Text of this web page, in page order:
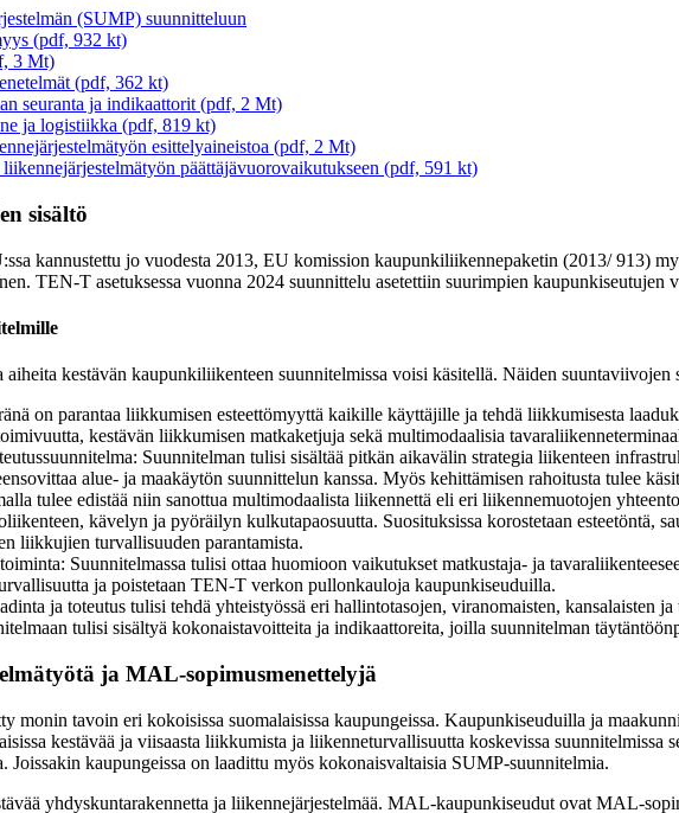
(SUMP) suunnitteluun
(pdf, 932 kt)
3 Mt)
(pdf, 362 kt)
seuranta ja indikaattorit (pdf, 2 Mt)
ja logistiikka (pdf, 819 kt)
esittelyaineistoa (pdf, 2 Mt)
päättäjävuorovaikutukseen (pdf, 591 kt)
sisältö
kannustettu jo vuodesta 2013, EU komission kaupunkiliikennepaketin (2013/ 913)
TEN-T asetuksessa vuonna 2024 suunnittelu asetettiin suurimpien kaupunkiseutujen
kestävän kaupunkiliikenteen suunnitelmissa voisi käsitellä. Näiden
on parantaa liikkumisen esteettömyyttä kaikille käyttäjille ja tehdä liikkumisesta
kestävän liikkumisen matkaketjuja sekä multimodaalisia
Suunnitelman tulisi sisältää pitkän aikavälin strategia liikenteen
alue- ja maakäytön suunnittelun kanssa. Myös kehittämisen rahoitusta tulee
tulee edistää niin sanottua multimodaalista liikennettä eli eri liikennemuotojen
kävelyn ja pyöräilyn kulkutapaosuutta. Suosituksissa korostetaan esteetöntä,
liikkujien turvallisuuden parantamista.
Suunnitelmassa tulisi ottaa huomioon vaikutukset matkustaja- ja
ja poistetaan TEN-T verkon pullonkauloja kaupunkiseuduilla.
ja toteutus tulisi tehdä yhteistyössä eri hallintotasojen, viranomaisten, kansalaisten
tulisi sisältyä kokonaistavoitteita ja indikaattoreita, joilla suunnitelman
ja MAL-sopimusmenettelyjä
monin tavoin eri kokoisissa suomalaisissa kaupungeissa. Kaupunkiseuduilla ja
kestävää ja viisaasta liikkumista ja liikenneturvallisuutta koskevissa suunnitelmissa
Joissakin kaupungeissa on laadittu myös kokonaisvaltaisia SUMP-suunnitelmia.
yhdyskuntarakennetta ja liikennejärjestelmää. MAL-kaupunkiseudut ovat MAL-